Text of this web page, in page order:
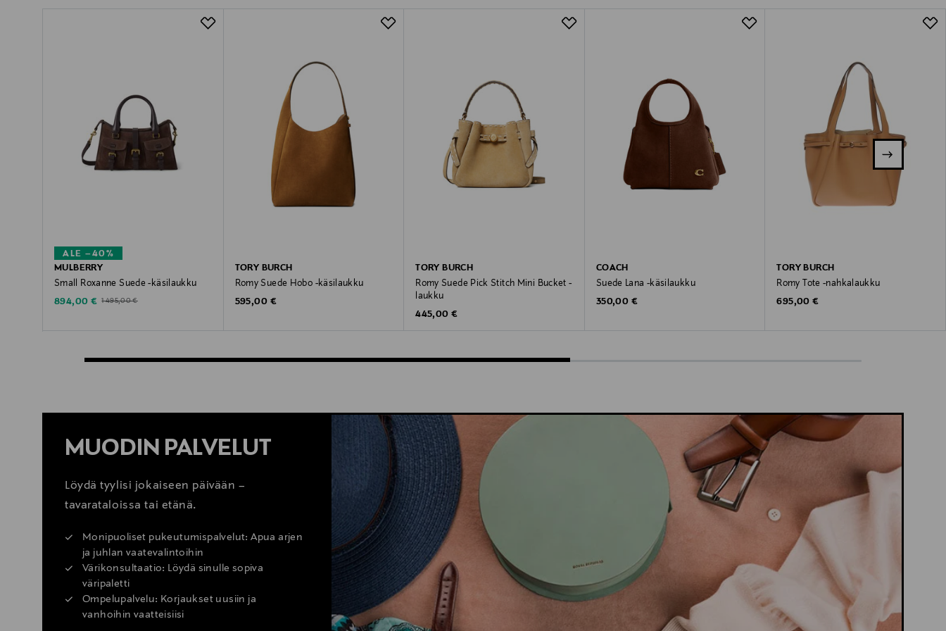
ALE –40%
MULBERRY
Small Roxanne Suede -käsilaukku
Discounted Price
894,00 € Original Price
1 495,00 €
TORY BURCH
Romy Suede Hobo -käsilaukku
Original Price
595,00 €
TORY BURCH
Romy Suede Pick Stitch Mini Bucket -
laukku
Original Price
445,00 €
COACH
Suede Lana -käsilaukku
Original Price
350,00 €
TORY BURCH
Romy Tote -nahkalaukku
Original Price
695,00 €
MUODIN PALVELUT
Löydä tyylisi jokaiseen päivään –
tavarataloissa tai etänä.
Monipuoliset pukeutumispalvelut: Apua arjen
ja juhlan vaatevalintoihin
Värikonsultaatio: Löydä sinulle sopiva
väripaletti
Ompelupalvelu: Korjaukset uusiin ja
vanhoihin vaatteisiisi